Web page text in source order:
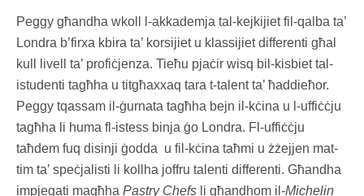
Peggy għandha wkoll l-akkademja tal-kejkijiet fil-qalba ta’
Londra b’firxa kbira ta’ korsijiet u klassijiet differenti għal
kull livell ta’ profiċjenza. Tieħu pjaċir wisq bil-kisbiet tal-
istudenti tagħha u titgħaxxaq tara t-talent ta’ ħaddieħor.
Peggy tqassam il-ġurnata tagħha bejn il-kċina u l-uffiċċju
tagħha li huma fl-istess binja ġo Londra. Fl-uffiċċju
taħdem fuq disinji ġodda u fil-kċina taħmi u żżejjen mat-
tim ta’ speċjalisti li kollha joffru talenti differenti. Għandha
impjegati magħha Pastry Chefs li għandhom il -Michelin